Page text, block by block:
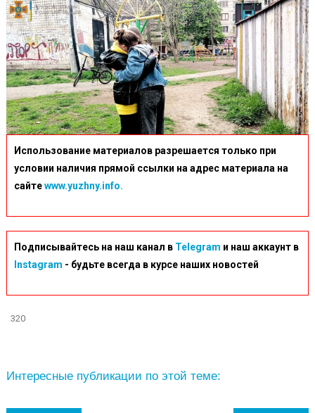
Использование материалов разрешается только при
условии наличия прямой ссылки на адрес материала на
сайтеwww.yuzhny.info.
Подписывайтесь на наш канал в Telegram и наш аккаунт в
Instagram - будьте всегда в курсе наших новостей
320
Интересные публикации по этой теме: